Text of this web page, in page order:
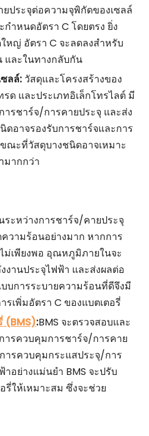
ประจุต่อความจุพิกัดของเซลล์
ำหนดอัตรา C โดยตรง ยิ่ง
หญ่ อัตรา C จะลดลงสำหรับ
และในทางกลับกัน
ลล์: วัสดุและโครงสร้างของ
ด และประเภทอิเล็กโทรไลต์ มี
รชาร์จ/การคายประจุ และส่ง
ดอาจรองรับการชาร์จและการ
ณะที่วัสดุบางชนิดอาจเหมาะ
มากกว่า
ระหว่างการชาร์จ/คายประจุ
วามร้อนอย่างมาก หากการ
ม่เพียงพอ อุณหภูมิภายในจะ
งานประจุไฟฟ้า และส่งผลต่อ
บการระบายความร้อนที่ดีจึงมี
เพิ่มอัตรา C ของแบตเตอรี่
(BMS):BMS จะตรวจสอบและ
ารควบคุมการชาร์จ/การคาย
รควบคุมกระแสประจุ/การ
อย่างแม่นยำ BMS จะปรับ
ให้เหมาะสม ซึ่งจะช่วย